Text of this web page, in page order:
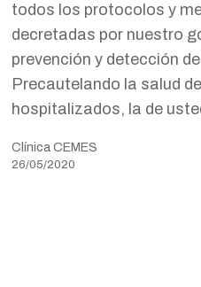
todos los protocolos y
decretadas por nuestro
prevención y detección
Precautelando la salud
hospitalizados, la de
Clínica CEMES
26/05/2020